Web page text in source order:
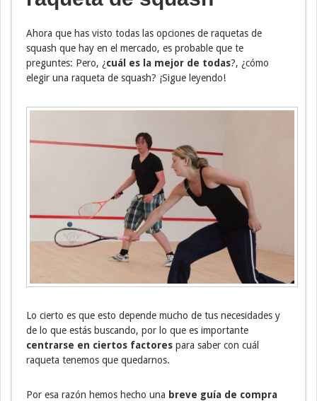
Ahora que has visto todas las opciones de raquetas de
squash que hay en el mercado, es probable que te
preguntes: Pero, ¿cuál es la mejor de todas?, ¿cómo
elegir una raqueta de squash? ¡Sigue leyendo!
Lo cierto es que esto depende mucho de tus necesidades y
de lo que estás buscando, por lo que es importante
centrarse en ciertos factores para saber con cuál
raqueta tenemos que quedarnos.
Por esa razón hemos hecho una breve guía de compra